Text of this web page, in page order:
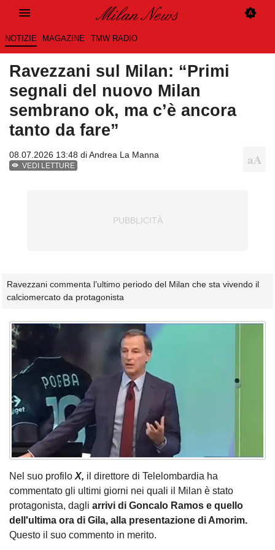
NOTIZIE MAGAZINE TMW RADIO
Ravezzani sul Milan: “Primi
segnali del nuovo Milan
sembrano ok, ma c’è ancora
tanto da fare”
08.07.2026 13:48 diAndrea La Manna
VEDI LETTURE
Ravezzani commenta l’ultimo periodo del Milan che sta vivendo il
calciomercato da protagonista
Nel suo profilo X, il direttore di Telelombardia ha
commentato gli ultimi giorni nei quali il Milan è stato
protagonista, dagli arrivi di Goncalo Ramos e quello
dell'ultima ora di Gila, alla presentazione di Amorim.
Questo il suo commento in merito.